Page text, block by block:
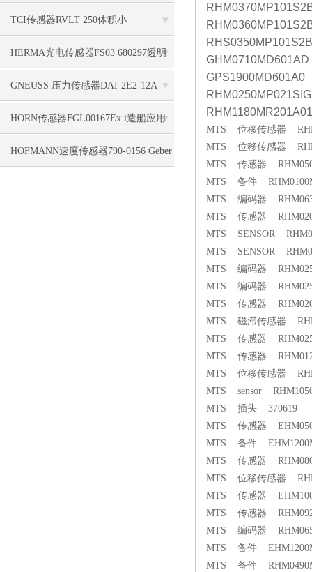
应用
TCI传感器RVLT 250体积小
HERMA光电传感器FS03 680297透明
标签使用
GNEUSS 压力传感器DAI-2E2-12A-
B50Z-S0-F5-R-W-6P支持
HORN传感器FGL00167Ex i造船应用
HOFMANN速度传感器790-0156 Geber
GHM0710MD601AD
GPS1900MD601A0
RHM0250MP021SIG
RHM1180MR201A01
MTS 位移传感器
MTS 位移传感器
MTS 传感器
MTS 备件
MTS 编码器
MTS 传感器
MTS SENSOR
MTS SENSOR
MTS 编码器
MTS 编码器
MTS 传感器
MTS 磁滞传感器
MTS 传感器
MTS 传感器
MTS 位移传感器
MTS sensor
MTS 插头 370619
MTS 传感器
MTS 备件
MTS 传感器
MTS 位移传感器
MTS 传感器
MTS 传感器
MTS 编码器
MTS 备件
MTS 备件